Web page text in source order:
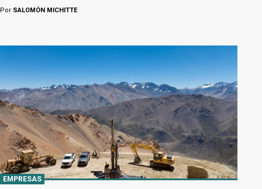
Por SALOMÓN MICHITTE
EMPRESAS